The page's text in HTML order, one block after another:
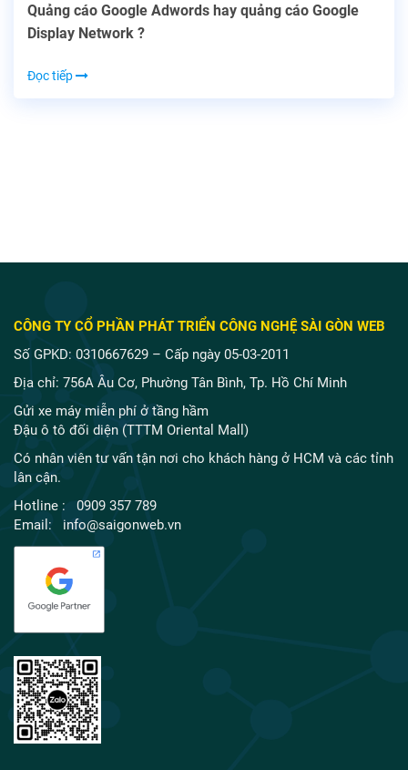
Quảng cáo Google Adwords hay quảng cáo Google
Display Network ?
Đọc tiếp
CÔNG TY CỔ PHẦN PHÁT TRIỂN CÔNG NGHỆ SÀI GÒN WEB
Số GPKD: 0310667629 – Cấp ngày 05-03-2011
Địa chỉ: 756A Âu Cơ, Phường Tân Bình, Tp. Hồ Chí Minh
Gửi xe máy miễn phí ở tầng hầm
Đậu ô tô đối diện (TTTM Oriental Mall)
Có nhân viên tư vấn tận nơi cho khách hàng ở HCM và các tỉnh
lân cận.
Hotline : 0909 357 789
Email: info@saigonweb.vn